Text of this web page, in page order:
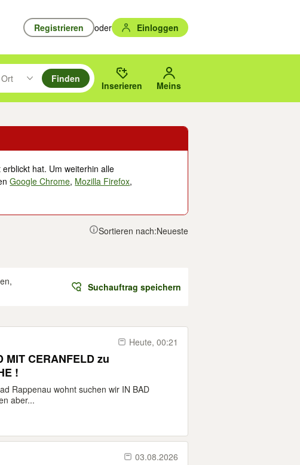
Registrieren oder Einloggen
unten durchsuchen und mit Eingabetaste auswählen.
drücken um zu suchen, oder Vorschläge mit den Pfeiltasten nach oben/
des gewählten Orts oder PLZ.
Finden
Inserieren Meins
hat. Um weiterhin alle
Google Chrome, Mozilla Firefox,
Sortieren nach:Neueste
Suchauftrag speichern
Heute, 00:21
MIT CERANFELD zu
!
Rappenau wohnt suchen wir IN BAD
aber...
03.08.2026